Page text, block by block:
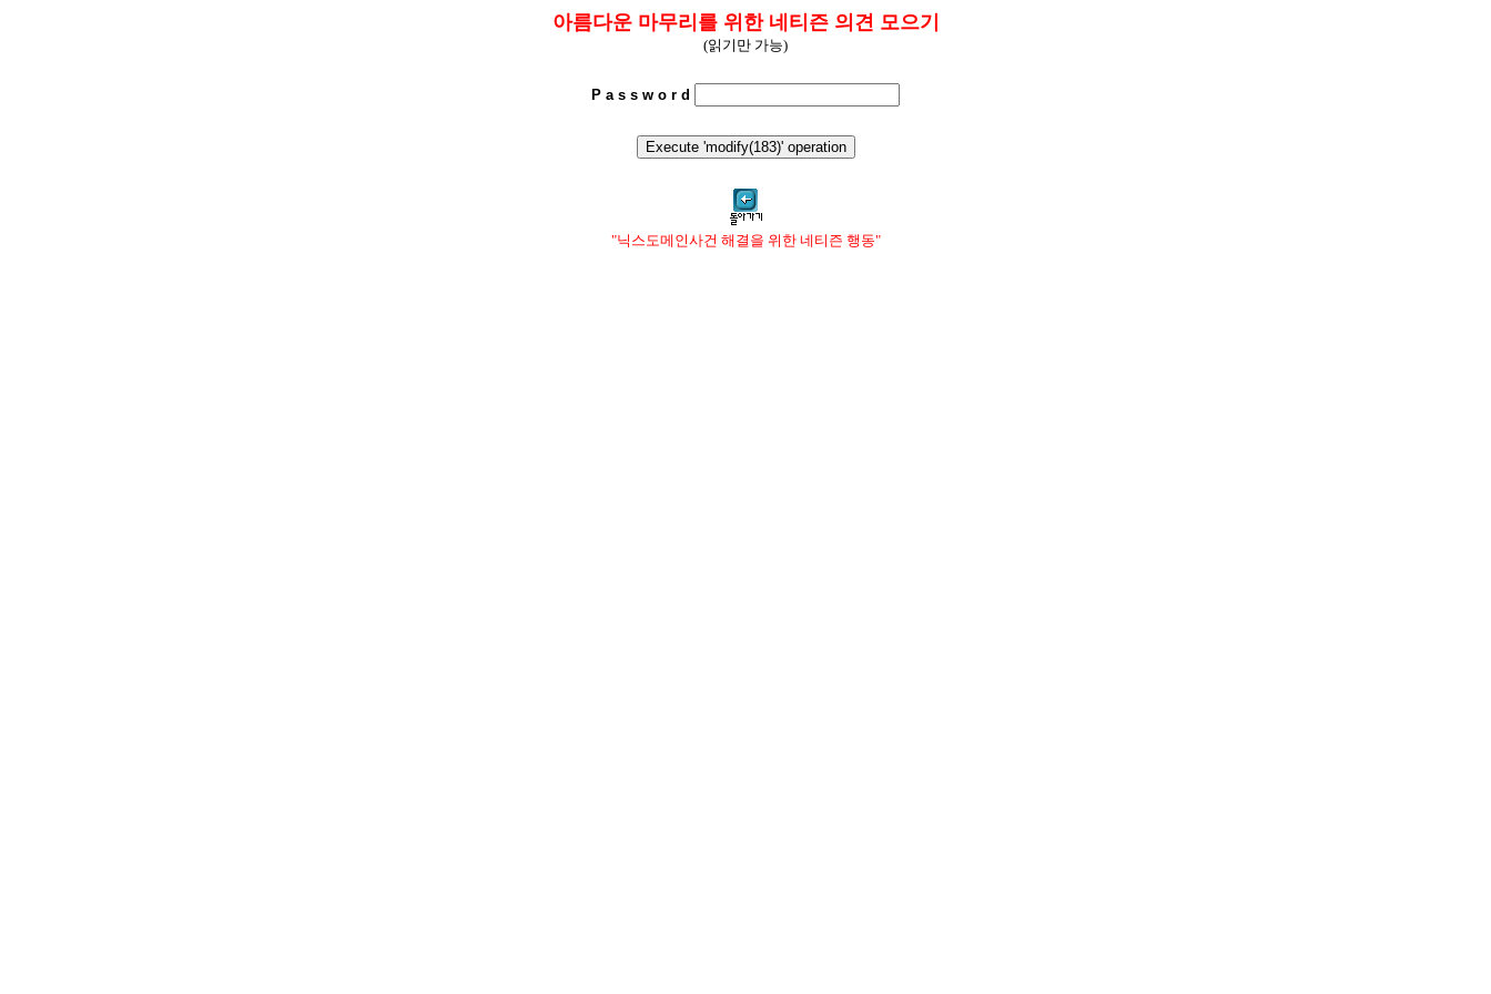
아름다운 마무리를 위한 네티즌 의견 모으기
(읽기만 가능)
P a s s w o r d
"닉스도메인사건 해결을 위한 네티즌 행동"